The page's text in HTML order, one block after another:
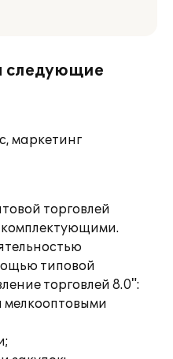
следующие
маркетинг
торговлей
типовой
торговлей 8.0":
мелкооптовыми